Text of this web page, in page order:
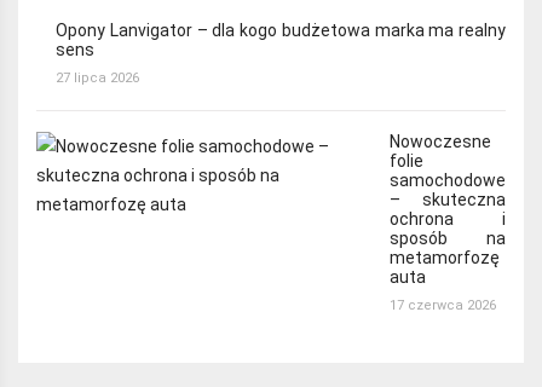
Opony Lanvigator – dla kogo budżetowa marka ma realny
sens
27 lipca 2026
Nowoczesne
folie
samochodowe
– skuteczna
ochrona i
sposób na
metamorfozę
auta
17 czerwca 2026